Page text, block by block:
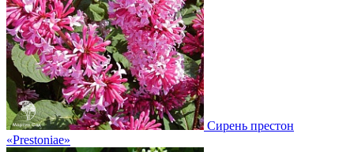
Сирень престон
«Prestoniae»